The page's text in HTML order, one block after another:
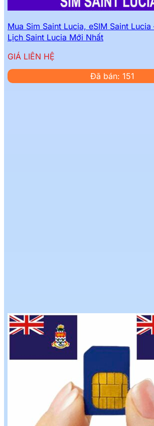
Mua Sim Saint Lucia, eSIM Saint
Lịch Saint Lucia Mới Nhất
GIÁ LIÊN HỆ
Đã bán: 151